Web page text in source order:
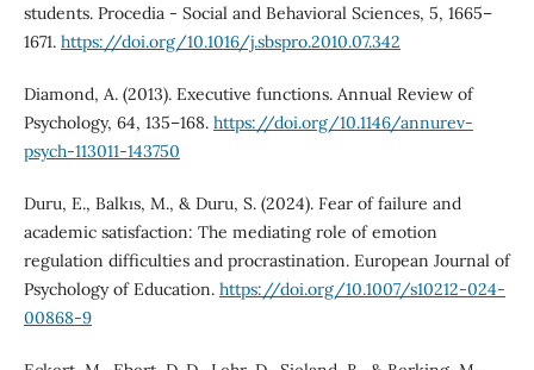
students. Procedia - Social and Behavioral Sciences, 5, 1665–
1671. https://doi.org/10.1016/j.sbspro.2010.07.342
Diamond, A. (2013). Executive functions. Annual Review of
Psychology, 64, 135–168. https://doi.org/10.1146/annurev-
psych-113011-143750
Duru, E., Balkıs, M., & Duru, S. (2024). Fear of failure and
academic satisfaction: The mediating role of emotion
regulation difficulties and procrastination. European Journal of
Psychology of Education. https://doi.org/10.1007/s10212-024-
00868-9